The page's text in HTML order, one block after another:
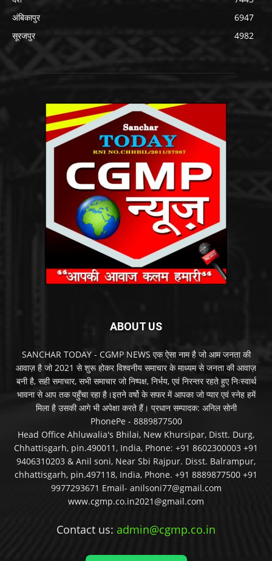
अंबिकापुर
6947
सूरजपुर
4982
ABOUT US
SANCHAR TODAY - CGMP NEWS एक ऐसा नाम है जो आम जनता की
आवाज़ है जो 2021 से शुरू होकर विश्वनीय समाचार के माध्यम से जनता की आवाज़
बनी है, सही समाचार, सभी समाचार जो निष्पक्ष, निर्भय, एवं निरन्तर रहते हुए निःस्वार्थ
भावना से आप तक पहुँचा रहा है।इतने वर्षो के सफर में आपका जो प्यार एवं स्नेह हमें
मिला है उसकी आगे भी अपेक्षा करते हैं। प्रधान सम्पादक: अनिल सोनी
PhonePe - 8889877500
Head Office Ahluwalia's Bhilai, New Khursipar, Distt. Durg,
Chhattisgarh, pin.490011, India, Phone: +91 8602300003 +91
9406310203 & Anil soni, Near Sbi Rajpur. Disst. Balrampur,
chhattisgarh, pin.497118, India, Phone. +91 8889877500 +91
9977293671 Email- anilsoni77@gmail.com
www.cgmp.co.in2021@gmail.com
Contact us: admin@cgmp.co.in